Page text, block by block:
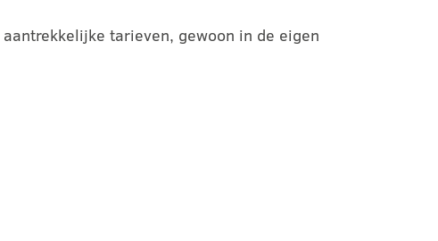
tarieven, gewoon in de eigen